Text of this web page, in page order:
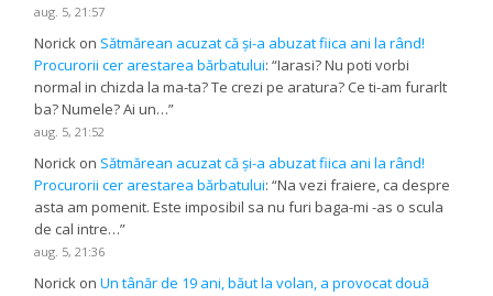
aug. 5, 21:57
Norick on Sătmărean acuzat că și-a abuzat fiica ani la rând!
Procurorii cer arestarea bărbatului: “Iarasi? Nu poti vorbi
normal in chizda la ma-ta? Te crezi pe aratura? Ce ti-am furarlt
ba? Numele? Ai un…”
aug. 5, 21:52
Norick on Sătmărean acuzat că și-a abuzat fiica ani la rând!
Procurorii cer arestarea bărbatului: “Na vezi fraiere, ca despre
asta am pomenit. Este imposibil sa nu furi baga-mi -as o scula
de cal intre…”
aug. 5, 21:36
Norick onUn tânăr de 19 ani, băut la volan, a provocat două